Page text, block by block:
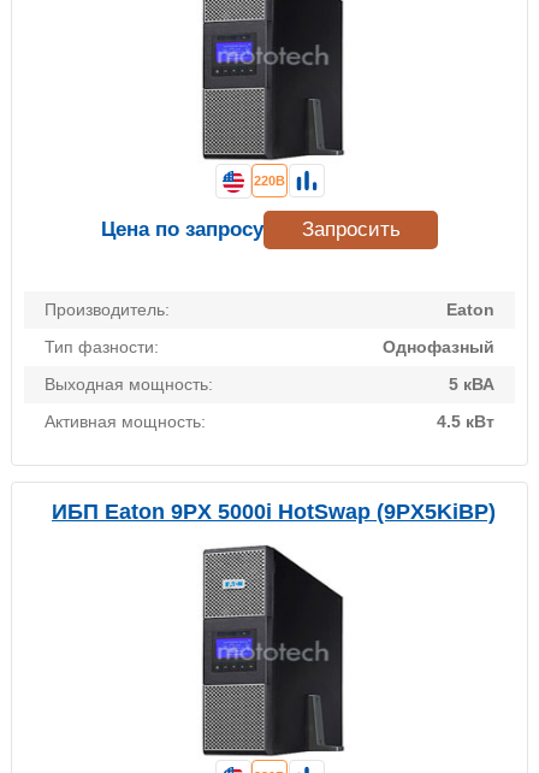
Производитель:
Eaton
Тип фазности:
Однофазный
Выходная мощность:
5 кВА
Активная мощность:
4.5 кВт
220В
Цена по запросу Запросить
ИБП Eaton 9PX 5000i HotSwap (9PX5KiBP)